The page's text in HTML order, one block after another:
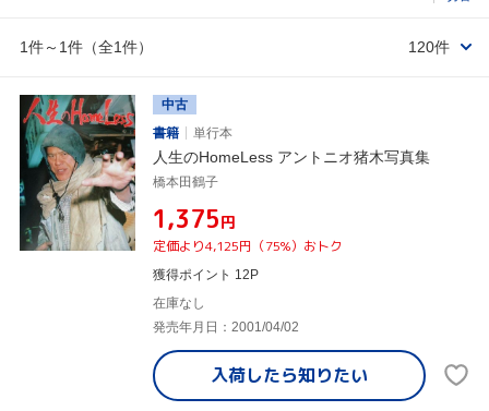
1件～1件（全1件） 120件
中古
書籍
単行本
人生のHomeLess アントニオ猪木写真集
橋本田鶴子
¥1,375円
定価より4,125円（75%）おトク
獲得ポイント 12P
在庫なし
発売年月日：2001/04/02
入荷したら知りたい